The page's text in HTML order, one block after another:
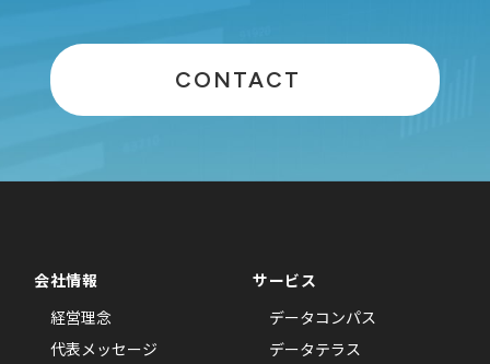
CONTACT
会社情報
経営理念
代表メッセージ
サービス
データコンパス
データテラス